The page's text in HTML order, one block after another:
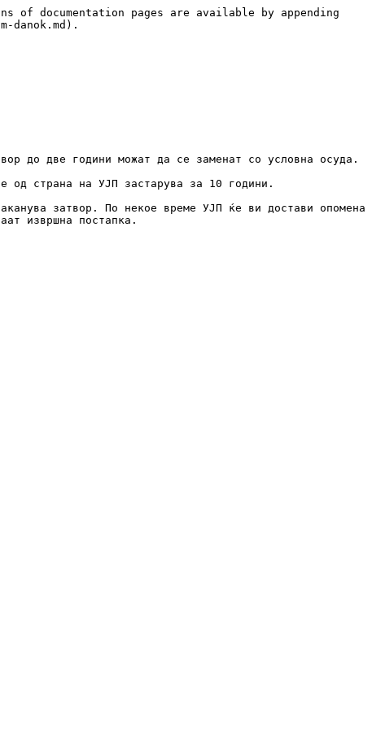
of documentation pages are available by appending
danok.md).
до две години можат да се заменат со условна осуда.
од страна на УЈП застарува за 10 години.
затвор. По некое време УЈП ќе ви достави опомена
извршна постапка.